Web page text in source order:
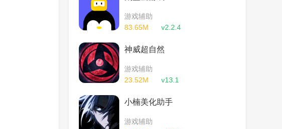
游戏辅助
83.65M
v2.2.4
神威超自然
游戏辅助
23.52M
v13.1
小楠美化助手
游戏辅助